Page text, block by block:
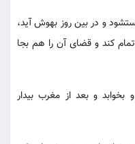
و در بين روز بهوش آيد،
كند و قضاى آن را هم بجا
بخوابد و بعد از مغرب بيدار